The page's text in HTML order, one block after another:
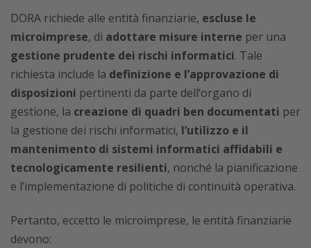
DORA richiede alle entità finanziarie, escluse le
microimprese, di adottare misure interne per una
gestione prudente dei rischi informatici. Tale
richiesta include la definizione e l’approvazione di
disposizioni pertinenti da parte dell’organo di
gestione, la creazione di quadri ben documentati per
la gestione dei rischi informatici, l’utilizzo e il
mantenimento di sistemi informatici affidabili e
tecnologicamente resilienti, nonché la pianificazione
e l’implementazione di politiche di continuità operativa.
Pertanto, eccetto le microimprese, le entità finanziarie
devono: